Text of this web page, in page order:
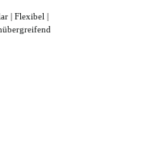
| Flexibel |